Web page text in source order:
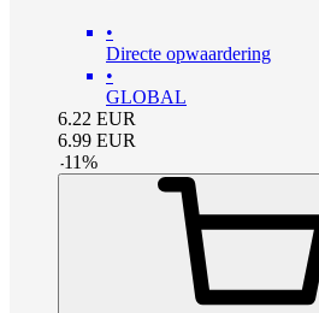
•
Directe opwaardering
•
GLOBAL
6.22 EUR
6.99 EUR
-11%